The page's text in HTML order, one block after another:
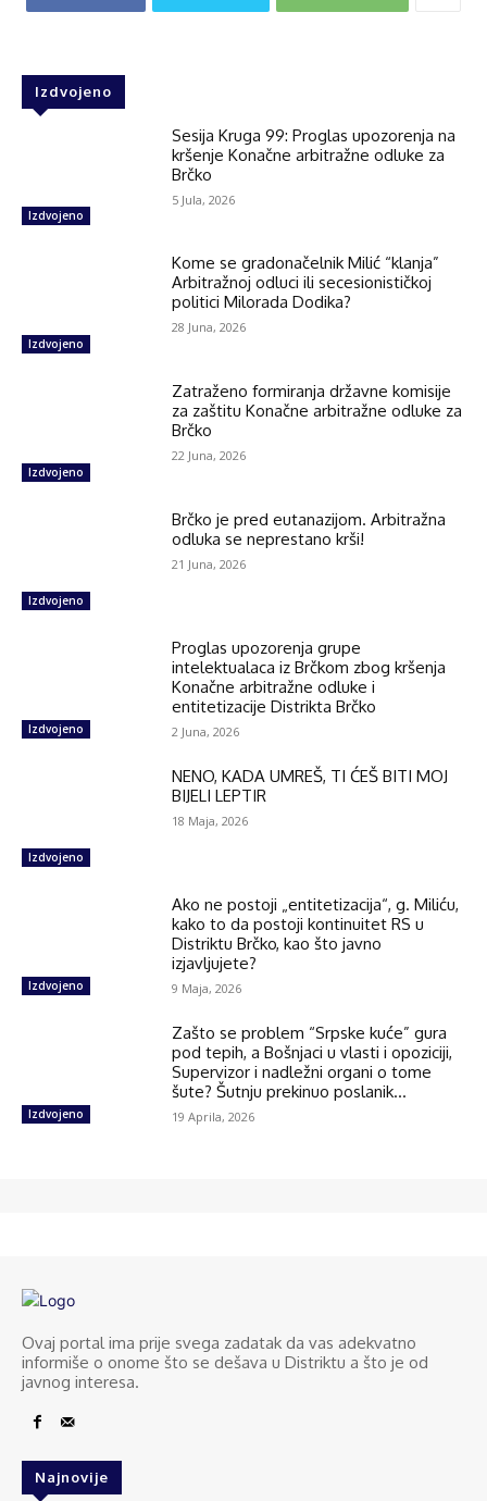
Izdvojeno
Izdvojeno
Sesija Kruga 99: Proglas upozorenja na
kršenje Konačne arbitražne odluke za
Brčko
5 Jula, 2026
Izdvojeno
Kome se gradonačelnik Milić “klanja”
Arbitražnoj odluci ili secesionističkoj
politici Milorada Dodika?
28 Juna, 2026
Izdvojeno
Zatraženo formiranja državne komisije
za zaštitu Konačne arbitražne odluke za
Brčko
22 Juna, 2026
Izdvojeno
Brčko je pred eutanazijom. Arbitražna
odluka se neprestano krši!
21 Juna, 2026
Izdvojeno
Proglas upozorenja grupe
intelektualaca iz Brčkom zbog kršenja
Konačne arbitražne odluke i
entitetizacije Distrikta Brčko
2 Juna, 2026
Izdvojeno
NENO, KADA UMREŠ, TI ĆEŠ BITI MOJ
BIJELI LEPTIR
18 Maja, 2026
Izdvojeno
Ako ne postoji „entitetizacija“, g. Miliću,
kako to da postoji kontinuitet RS u
Distriktu Brčko, kao što javno
izjavljujete?
9 Maja, 2026
Izdvojeno
Zašto se problem “Srpske kuće” gura
pod tepih, a Bošnjaci u vlasti i opoziciji,
Supervizor i nadležni organi o tome
šute? Šutnju prekinuo poslanik...
19 Aprila, 2026
Ovaj portal ima prije svega zadatak da vas adekvatno
informiše o onome što se dešava u Distriktu a što je od
javnog interesa.
Najnovije